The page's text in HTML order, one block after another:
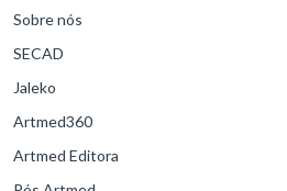
Sobre nós
SECAD
Jaleko
Artmed360
Artmed Editora